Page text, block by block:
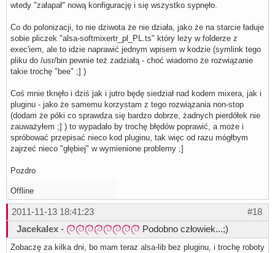
wtedy "załapał" nową konfigurację i się wszystko sypnęło.
Co do polonizacji, to nie dziwota że nie działa, jako że na starcie ładuje
sobie pliczek "alsa-softmixertr_pl_PL.ts" który leży w folderze z
exec'iem, ale to idzie naprawić jednym wpisem w kodzie (symlink tego
pliku do /usr/bin pewnie też zadziałą - choć wiadomo że rozwiązanie
takie trochę "bee" ;] )
Coś mnie tknęło i dziś jak i jutro będę siedział nad kodem mixera, jak i
pluginu - jako że samemu korzystam z tego rozwiązania non-stop
(dodam że póki co sprawdza się bardzo dobrze, żadnych pierdółek nie
zauważyłem ;] ) to wypadało by trochę błędów poprawić, a może i
spróbować przepisać nieco kod pluginu, tak więc od razu mógłbym
zajrzeć nieco "głębiej" w wymienione problemy ;]
Pozdro
Offline
#18
2011-11-13 18:41:23
Jacekalex - Podobno człowiek...;)
Zobaczę za kilka dni, bo mam teraz alsa-lib bez pluginu, i trochę roboty